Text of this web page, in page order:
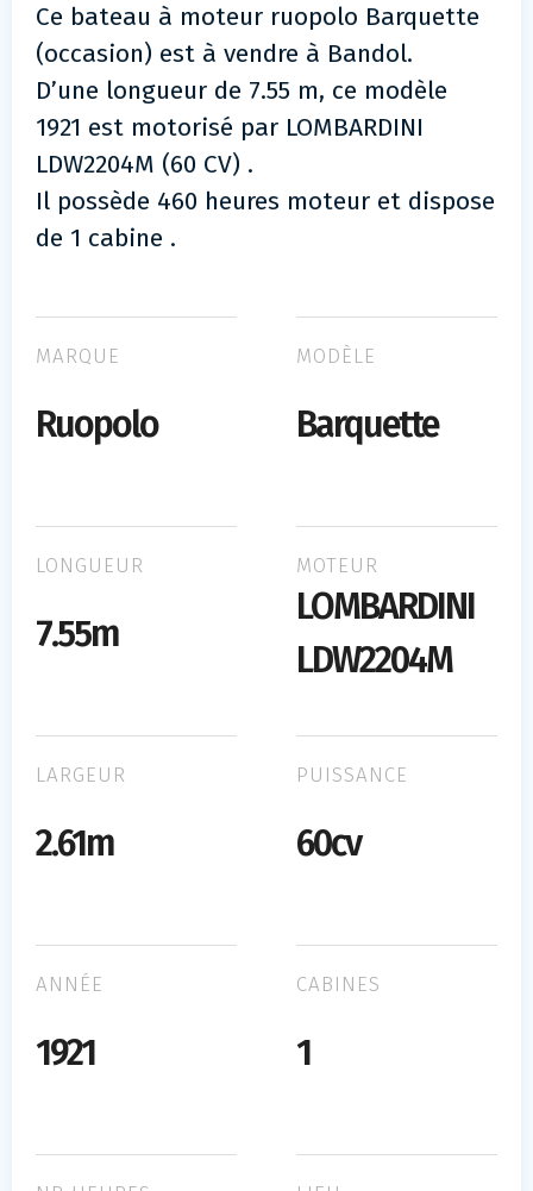
Ce bateau à moteur ruopolo Barquette
(occasion) est à vendre à Bandol.
D’une longueur de 7.55 m, ce modèle
1921 est motorisé par LOMBARDINI
LDW2204M (60 CV) .
Il possède 460 heures moteur et dispose
de 1 cabine .
MARQUE
Ruopolo
MODÈLE
Barquette
LONGUEUR
7.55m
MOTEUR
LOMBARDINI
LDW2204M
LARGEUR
2.61m
PUISSANCE
60cv
ANNÉE
1921
CABINES
1